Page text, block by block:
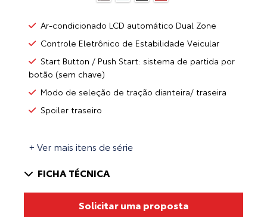
Ar-condicionado LCD automático Dual Zone
Controle Eletrônico de Estabilidade Veicular
Start Button / Push Start: sistema de partida por
botão (sem chave)
Modo de seleção de tração dianteira/ traseira
Spoiler traseiro
+ Ver mais itens de série
FICHA TÉCNICA
Solicitar uma proposta